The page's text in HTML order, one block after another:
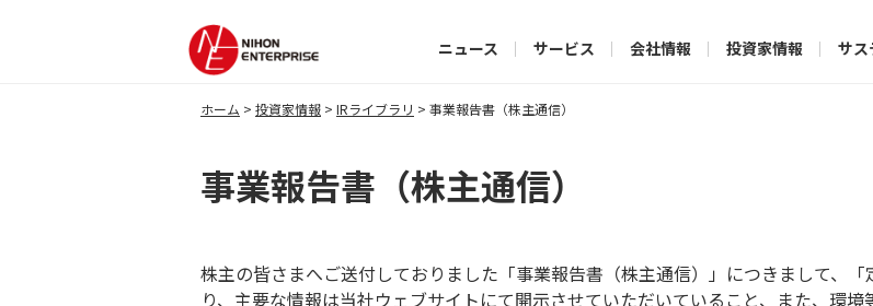
ニュース サービス 会社情報 投資家情報 サス
ホーム 投資家情報 IRライブラリ 事業報告書（株主通信）
事業報告書（株主通信）
株主の皆さまへご送付しておりました「事業報告書（株主通信）」につきまして、
り、主要な情報は当社ウェブサイトにて開示させていただいていること、また、環